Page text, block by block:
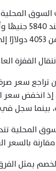
القفزة
سعر صرف
سجل في البنك
المحلية